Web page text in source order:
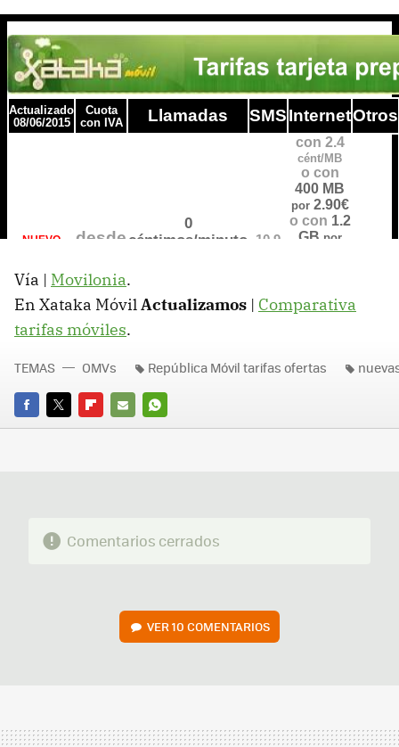
Vía | Movilonia.
En Xataka Móvil Actualizamos | Comparativa
tarifas móviles.
FACEBOOK
TWITTERFLIPBOARD
E-
WHATSAPP
TEMAS OMVs República Móvil tarifas ofertas
Comentarios cerrados
VER 10 COMENTARIOS